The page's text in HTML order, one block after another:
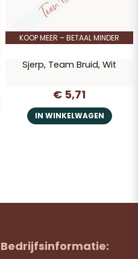
KOOP MEER – BETAAL MINDER
Sjerp, Team Bruid, Wit
€ 5,71
IN WINKELWAGEN
Bedrijfsinformatie: